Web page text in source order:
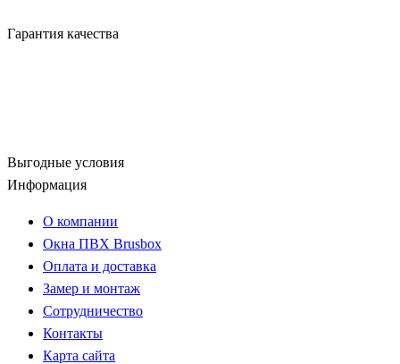
Гарантия качества
Выгодные условия
Информация
О компании
Окна ПВХ Brusbox
Оплата и доставка
Замер и монтаж
Сотрудничество
Контакты
Карта сайта